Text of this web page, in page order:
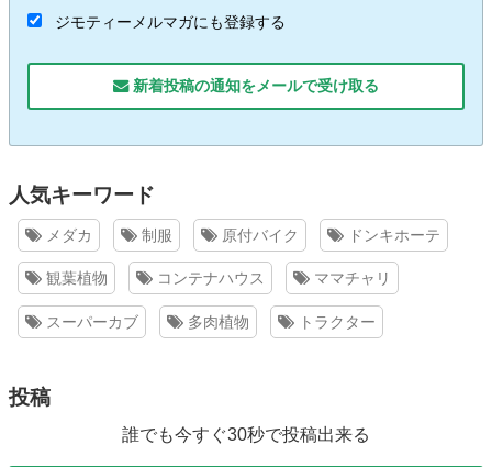
ジモティーメルマガにも登録する
新着投稿の通知をメールで受け取る
人気キーワード
メダカ 制服 原付バイク ドンキホーテ
観葉植物 コンテナハウス ママチャリ
スーパーカブ 多肉植物 トラクター
投稿
誰でも今すぐ30秒で投稿出来る